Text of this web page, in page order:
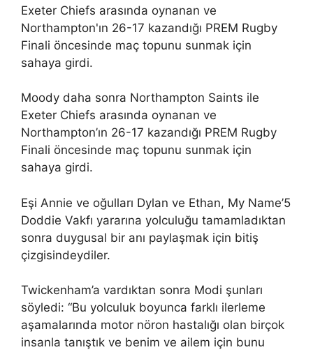
Moody daha sonra Northampton Saints ile
Exeter Chiefs arasında oynanan ve
Northampton’ın 26-17 kazandığı PREM Rugby
Finali öncesinde maç topunu sunmak için
sahaya girdi.
Eşi Annie ve oğulları Dylan ve Ethan, My Name’5
Doddie Vakfı yararına yolculuğu tamamladıktan
sonra duygusal bir anı paylaşmak için bitiş
çizgisindeydiler.
Twickenham’a vardıktan sonra Modi şunları
söyledi: “Bu yolculuk boyunca farklı ilerleme
aşamalarında motor nöron hastalığı olan birçok
insanla tanıştık ve benim ve ailem için bunu